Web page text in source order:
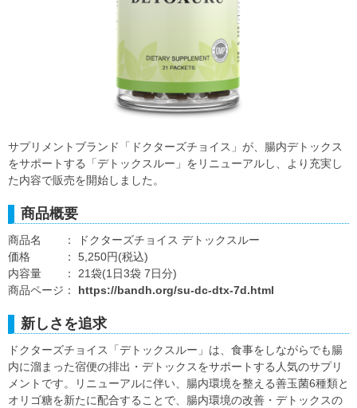
サプリメントブランド「ドクターズチョイス」が、腸内デトックス
をサポートする「デトックスルー」をリニューアルし、より充実し
た内容で販売を開始しました。
商品概要
商品名 ： ドクターズチョイス デトックスルー
価格 ： 5,250円(税込)
内容量 ： 21袋(1日3袋 7日分)
商品ページ： https://bandh.org/su-dc-dtx-7d.html
新しさを追求
ドクターズチョイス「デトックスルー」は、食事をしながらでも腸
内に溜まった宿便の排出・デトックスをサポートする人気のサプリ
メントです。リニューアルに伴い、腸内環境を整える善玉菌6種類と
オリゴ糖を新たに配合することで、腸内環境の改善・デトックスの